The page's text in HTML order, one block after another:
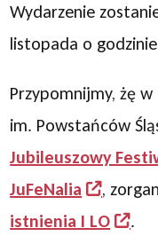
Wydarzenie
listopada o
Przypomnijmy, żę
im. Powstańców
Jubileuszowy
JuFeNalia
,
istnienia I LO
.